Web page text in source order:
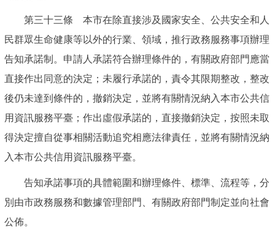
第三十三條 本市在除直接涉及國家安全、公共安全和人
民群眾生命健康等以外的行業、領域，推行政務服務事項辦理
告知承諾制。申請人承諾符合辦理條件的，有關政府部門應當
直接作出同意的決定；未履行承諾的，責令其限期整改，整改
後仍未達到條件的，撤銷決定，並將有關情況納入本市公共信
用資訊服務平臺；作出虛假承諾的，直接撤銷決定，按照未取
得決定擅自從事相關活動追究相應法律責任，並將有關情況納
入本市公共信用資訊服務平臺。
告知承諾事項的具體範圍和辦理條件、標準、流程等，分
別由市政務服務和數據管理部門、有關政府部門制定並向社會
公佈。